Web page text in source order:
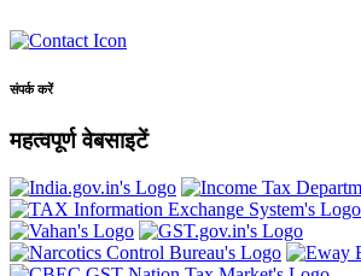
संपर्क करें
महत्वपूर्ण वेबसाइटें